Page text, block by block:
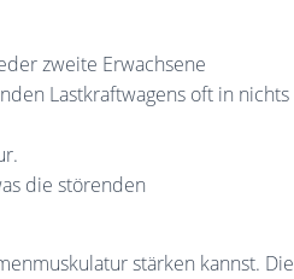
zweite Erwachsene
Lastkraftwagens oft in nichts
die störenden
stärken kannst. Die